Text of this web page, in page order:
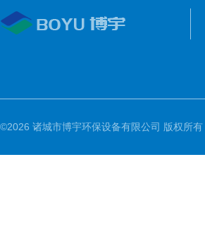
©2026 诸城市博宇环保设备有限公司 版权所有